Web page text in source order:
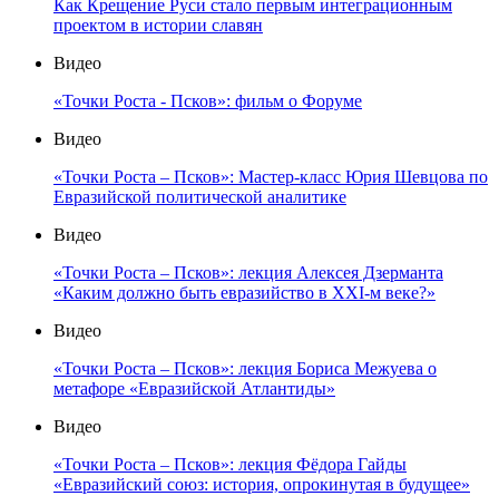
Как Крещение Руси стало первым интеграционным
проектом в истории славян
Видео
«Точки Роста - Псков»: фильм о Форуме
Видео
«Точки Роста – Псков»: Мастер-класс Юрия Шевцова по
Евразийской политической аналитике
Видео
«Точки Роста – Псков»: лекция Алексея Дзерманта
«Каким должно быть евразийство в XXI-м веке?»
Видео
«Точки Роста – Псков»: лекция Бориса Межуева о
метафоре «Евразийской Атлантиды»
Видео
«Точки Роста – Псков»: лекция Фёдора Гайды
«Евразийский союз: история, опрокинутая в будущее»